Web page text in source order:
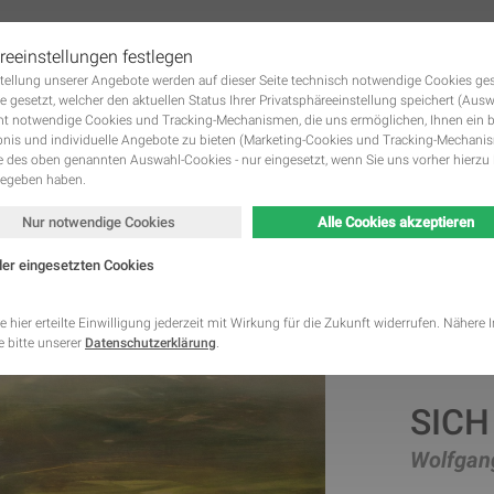
Navigation
überspringen
GALERIE DIE KÜNSTLER KUNST MIETEN UND KUNST
festlegen
unserer Angebote werden auf dieser Seite technisch notwendige Cookies
gesetzt, welcher den aktuellen Status Ihrer Privatsphäreeinstellung speichert
notwendige Cookies und Tracking-Mechanismen, die uns ermöglichen, Ihnen ein
und individuelle Angebote zu bieten (Marketing-Cookies und Tracking-
des oben genannten Auswahl-Cookies - nur eingesetzt, wenn Sie uns vorher hierzu
haben.
Nur notwendige Cookies Alle Cookies akzeptieren
eingesetzten Cookies
Notwendig
This cookie is native to PHP applications. The
store and identify a users' unique session ID for the
managing user session on the website. The cookie
Statistik
This cookie is installed by Google Analytics. The
to calculate visitor, session, campaign data and
site usage for the site's analytics report. The
hier erteilte Einwilligung jederzeit mit Wirkung für die Zukunft widerrufen. Nähere
bitte unserer Datenschutzerklärung.